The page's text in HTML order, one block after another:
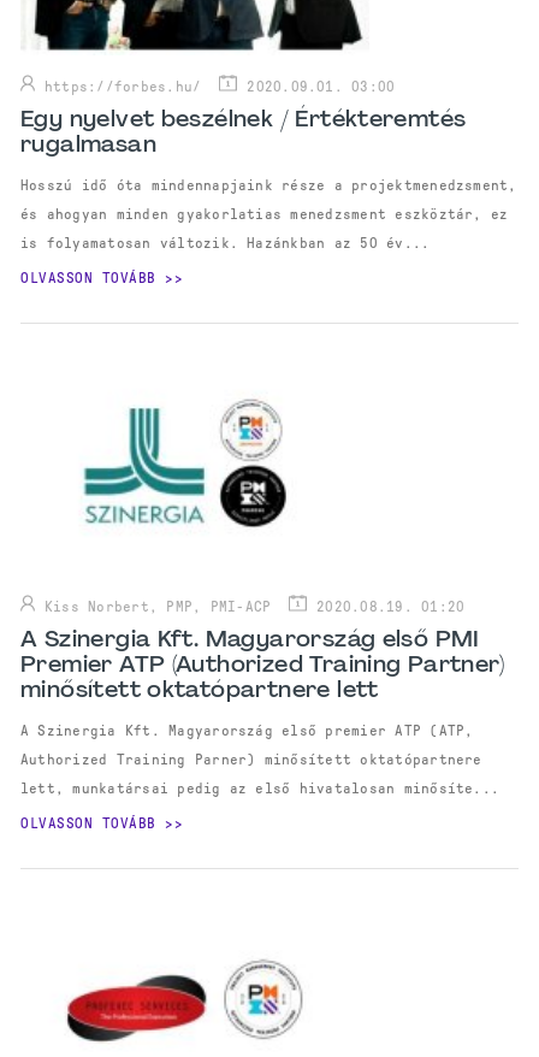
https://forbes.hu/ 2020.09.01. 03:00
Egy nyelvet beszélnek / Értékteremtés
rugalmasan
Hosszú idő óta mindennapjaink része a projektmenedzsment,
és ahogyan minden gyakorlatias menedzsment eszköztár, ez
is folyamatosan változik. Hazánkban az 50 év...
OLVASSON TOVÁBB
Kiss Norbert, PMP, PMI-ACP 2020.08.19. 01:20
A Szinergia Kft. Magyarország első PMI
Premier ATP (Authorized Training Partner)
minősített oktatópartnere lett
A Szinergia Kft. Magyarország első premier ATP (ATP,
Authorized Training Parner) minősített oktatópartnere
lett, munkatársai pedig az első hivatalosan minősíte...
OLVASSON TOVÁBB